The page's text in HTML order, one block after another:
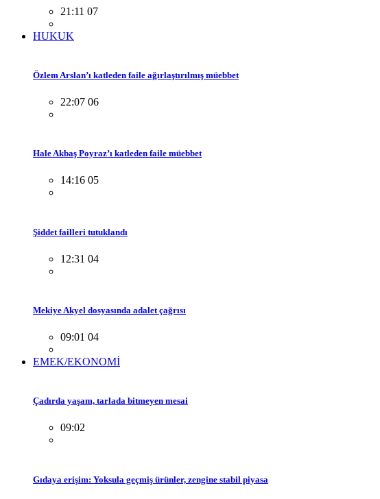
21:11 07
HUKUK
Özlem Arslan’ı katleden faile ağırlaştırılmış müebbet
22:07 06
Hale Akbaş Poyraz’ı katleden faile müebbet
14:16 05
Şiddet failleri tutuklandı
12:31 04
Mekiye Akyel dosyasında adalet çağrısı
09:01 04
EMEK/EKONOMİ
Çadırda yaşam, tarlada bitmeyen mesai
09:02
Gıdaya erişim: Yoksula geçmiş ürünler, zengine stabil piyasa